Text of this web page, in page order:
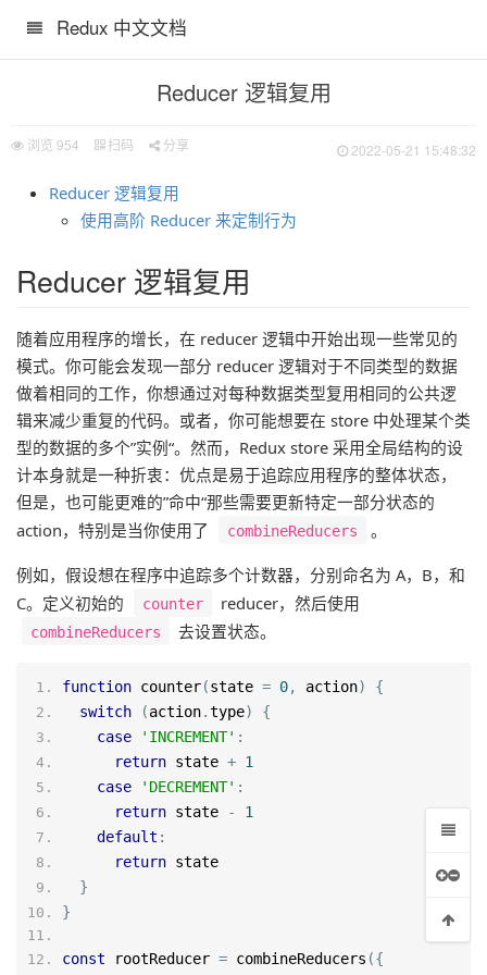
Redux 中文文档
Reducer 逻辑复用
浏览 954 扫码 分享 2022-05-21 15:48:32
Reducer 逻辑复用
使用高阶 Reducer 来定制行为
Reducer 逻辑复用
随着应用程序的增长，在 reducer 逻辑中开始出现一些常见的
模式。你可能会发现一部分 reducer 逻辑对于不同类型的数据
做着相同的工作，你想通过对每种数据类型复用相同的公共逻
辑来减少重复的代码。或者，你可能想要在 store 中处理某个类
型的数据的多个”实例“。然而，Redux store 采用全局结构的设
计本身就是一种折衷：优点是易于追踪应用程序的整体状态，
但是，也可能更难的”命中“那些需要更新特定一部分状态的
action，特别是当你使用了
combineReducers 。
例如，假设想在程序中追踪多个计数器，分别命名为 A，B，和
C。定义初始的
counter reducer，然后使用
combineReducers 去设置状态。
function counter(state = 0, action)
{
switch
(action.type)
{
case
'INCREMENT' :
return state + 1
case
'DECREMENT' :
return state -
1
default :
return state
}
}
const rootReducer = combineReducers ({
Reducer 组合